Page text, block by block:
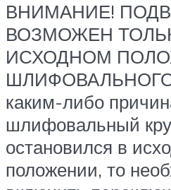
ВНИМАНИЕ!
ВОЗМОЖЕН
ИСХОДНОМ
ШЛИФОВАЛЬНОГО
каким-либо
шлифовальный
остановился в
положении, то